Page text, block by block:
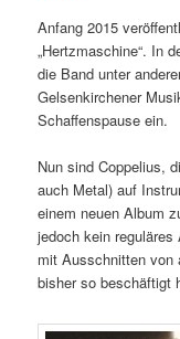
Anfang 2015
„Hertzmaschine“. In
die Band unter
Gelsenkirchener
Schaffenspause ein.
Nun sind Coppelius,
auch Metal) auf
einem neuen Album
jedoch kein
mit Ausschnitten von
bisher so beschäftigt